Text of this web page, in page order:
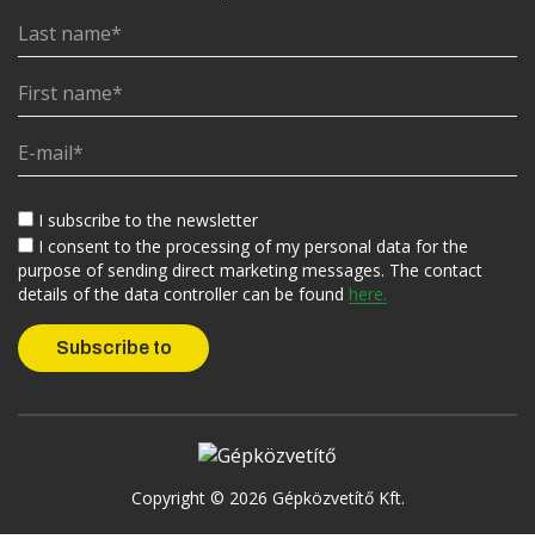
I subscribe to the newsletter
I consent to the processing of my personal data for the
purpose of sending direct marketing messages. The contact
details of the data controller can be found here.
Copyright © 2026 Gépközvetítő Kft.